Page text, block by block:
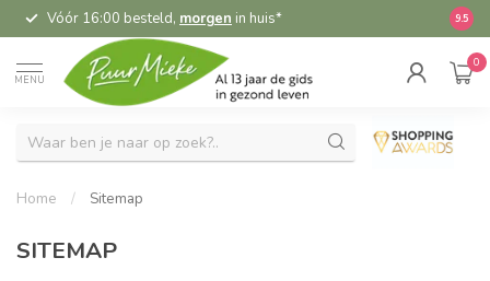
Vóór 16:00 besteld, morgen in huis* 9.5
MENU
0
Home / Sitemap
SITEMAP